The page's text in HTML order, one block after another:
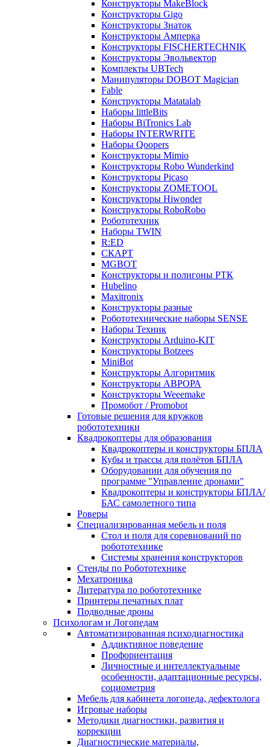
Конструкторы MakeBlock
Конструкторы Gigo
Конструкторы Знаток
Конструкторы Амперка
Конструкторы FISCHERTECHNIK
Конструкторы Эвольвектор
Комплекты UBTech
Манипуляторы DOBOT Magician
Fable
Конструкторы Matatalab
Наборы littleBits
Наборы BiTronics Lab
Наборы INTERWRITE
Наборы Qoopers
Конструкторы Mimio
Конструкторы Robo Wunderkind
Конструкторы Picaso
Конструкторы ZOMETOOL
Конструкторы Hiwonder
Конструкторы RoboRobo
Робототехник
Наборы TWIN
R:ED
СКАРТ
MGBOT
Конструкторы и полигоны РТК
Hubelino
Maxitronix
Конструкторы разные
Робототехнические наборы SENSE
Наборы Техник
Конструкторы Arduino-KIT
Конструкторы Botzees
MiniBot
Конструкторы Алгоритмик
Конструкторы АВРОРА
Конструкторы Weeemake
Промобот / Promobot
Готовые решения для кружков
робототехники
Квадрокоптеры для образования
Квадрокоптеры и конструкторы БПЛА
Кубы и трассы для полётов БПЛА
Оборудовании для обучения по
программе "Управление дронами"
Квадрокоптеры и конструкторы БПЛА/
БАС самолетного типа
Роверы
Специализированная мебель и поля
Стол и поля для соревнований по
робототехнике
Системы хранения конструкторов
Стенды по Робототехнике
Мехатроника
Литература по робототехнике
Принтеры печатных плат
Подводные дроны
Психологам и Логопедам
Автоматизированная психодиагностика
Аддиктивное поведение
Профориентация
Личностные и интеллектуальные
особенности, адаптационные ресурсы,
социометрия
Мебель для кабинета логопеда, дефектолога
Игровые наборы
Методики диагностики, развития и
коррекции
Диагностические материалы,